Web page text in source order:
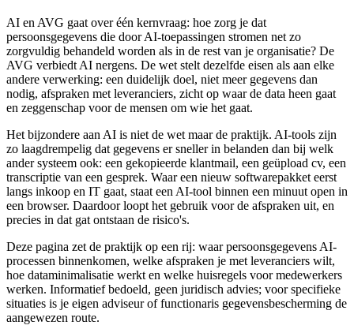
AI en AVG gaat over één kernvraag: hoe zorg je dat
persoonsgegevens die door AI-toepassingen stromen net zo
zorgvuldig behandeld worden als in de rest van je organisatie? De
AVG verbiedt AI nergens. De wet stelt dezelfde eisen als aan elke
andere verwerking: een duidelijk doel, niet meer gegevens dan
nodig, afspraken met leveranciers, zicht op waar de data heen gaat
en zeggenschap voor de mensen om wie het gaat.
Het bijzondere aan AI is niet de wet maar de praktijk. AI-tools zijn
zo laagdrempelig dat gegevens er sneller in belanden dan bij welk
ander systeem ook: een gekopieerde klantmail, een geüpload cv, een
transcriptie van een gesprek. Waar een nieuw softwarepakket eerst
langs inkoop en IT gaat, staat een AI-tool binnen een minuut open in
een browser. Daardoor loopt het gebruik voor de afspraken uit, en
precies in dat gat ontstaan de risico's.
Deze pagina zet de praktijk op een rij: waar persoonsgegevens AI-
processen binnenkomen, welke afspraken je met leveranciers wilt,
hoe dataminimalisatie werkt en welke huisregels voor medewerkers
werken. Informatief bedoeld, geen juridisch advies; voor specifieke
situaties is je eigen adviseur of functionaris gegevensbescherming de
aangewezen route.